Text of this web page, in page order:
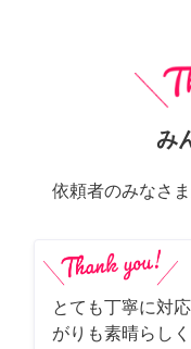
み
依頼者のみなさ
とても丁寧に対
がりも素晴らし